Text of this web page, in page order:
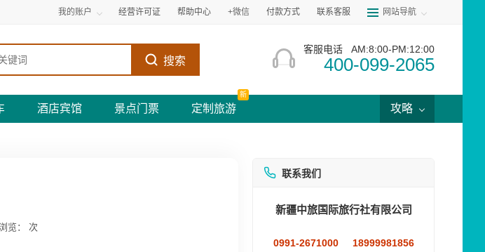
我的账户 经营许可证 帮助中心 +微信 付款方式 联系客服 网站导航
搜索
客服电话 AM:8:00-PM:12:00
400-099-2065
酒店宾馆 景点门票 定制旅游
新
攻略
览： 次
联系我们
新疆中旅国际旅行社有限公司
0991-2671000 18999981856